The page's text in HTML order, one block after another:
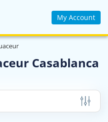
My Account
Casablanca